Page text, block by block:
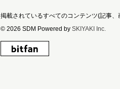
掲載されているすべてのコンテンツ(記事、
© 2026 SDM Powered by SKIYAKI Inc.